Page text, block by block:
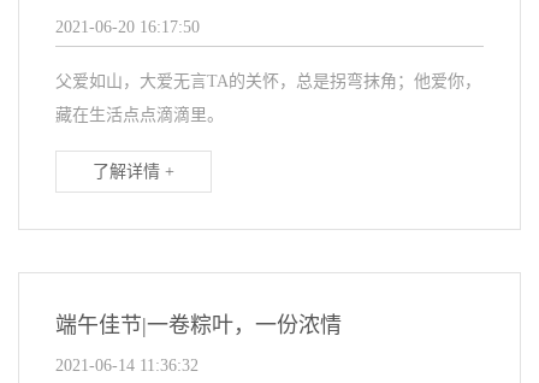
2021-06-20 16:17:50
父爱如山，大爱无言TA的关怀，总是拐弯抹角；他爱你，
藏在生活点点滴滴里。
了解详情 +
端午佳节|一卷粽叶，一份浓情
2021-06-14 11:36:32